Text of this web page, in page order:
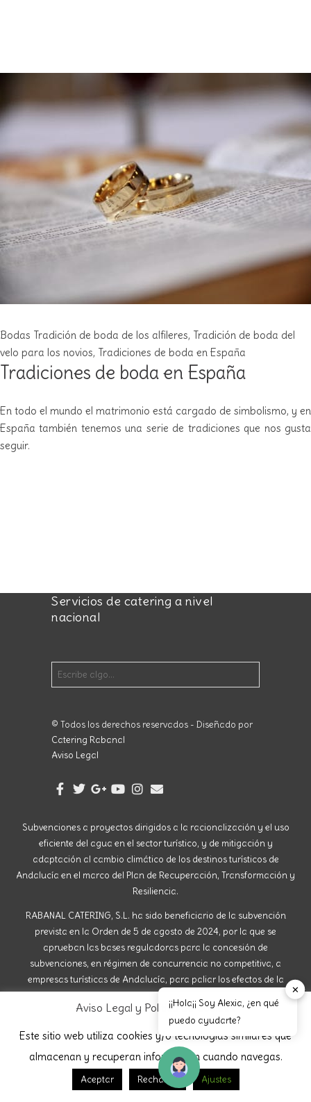
Bodas Tradición de boda de los alfileres, Tradición de boda del
velo para los novios, Tradiciones de boda en España
Tradiciones de boda en España
En todo el mundo el matrimonio está cargado de simbolismo, y en
España también tenemos una serie de tradiciones que nos gusta
seguir.
Servicios de catering a nivel
nacional
© Todos los derechos reservados - Diseñado por
Catering Rabanal
Aviso Legal
Subvenciones a proyectos dirigidos a la racionalización y el uso
eficiente del agua en el sector turístico, y de mitigación y
adaptación al cambio climático de los destinos turísticos de
Andalucía en el marco del Plan de Recuperación, Transformación y
Resiliencia.
RABANAL CATERING, S.L. ha sido beneficiario de la subvención
prevista en la Orden de 5 de agosto de 2024, por la que se
aprueban las bases reguladoras para la concesión de
subvenciones, en régimen de concurrencia no competitiva, a
empresas turísticas de Andalucía, para paliar los efectos de la
sequía en el sector turístico, así como para mitigar y adaptar al
cambio climático los destinos turísticos andaluces, en el marco del
Plan de Recuperación, Transformación y Resiliencia, componente
14, Inversión 4, Submedida 2 (Proyectos de Eficiencia Energética y
Economía Circular de Empresas Turísticas), y se efectúa su
convocatoria.
Aviso Legal y Política de Cookies
Este sitio web utiliza cookies y/o tecnologías similares que
almacenan y recuperan información cuando navegas.
Aceptar Rechazar Ajustes
✕
¡¡Hola¡¡ Soy Alexia, ¿en qué
puedo ayudarte?